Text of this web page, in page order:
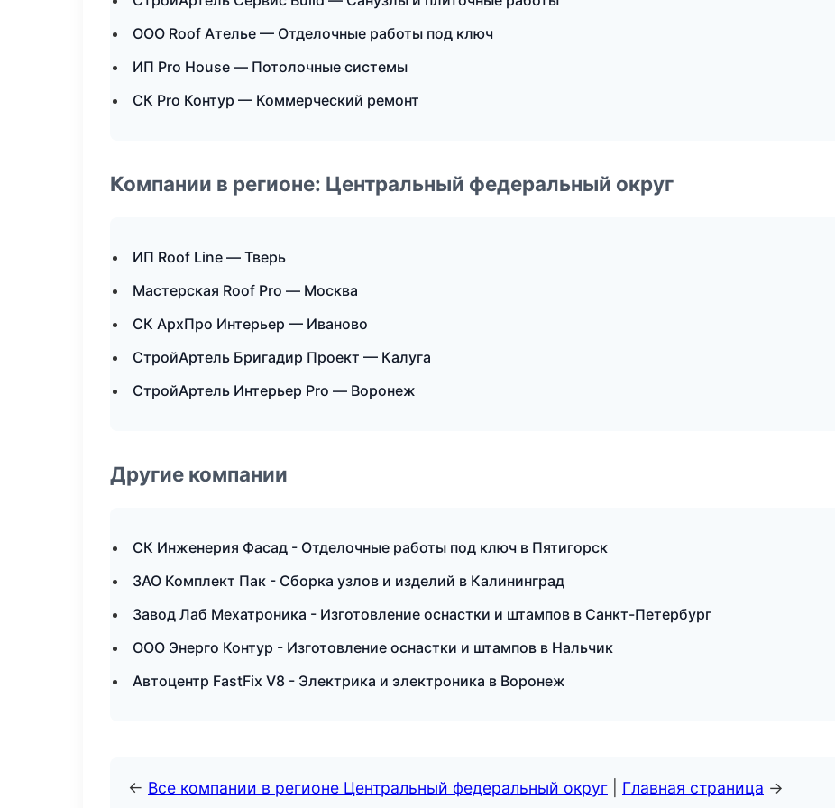
ООО Roof Ателье — Отделочные работы под ключ
ИП Pro House — Потолочные системы
СК Pro Контур — Коммерческий ремонт
Компании в регионе: Центральный федеральный округ
ИП Roof Line — Тверь
Мастерская Roof Pro — Москва
СК АрхПро Интерьер — Иваново
СтройАртель Бригадир Проект — Калуга
СтройАртель Интерьер Pro — Воронеж
Другие компании
СК Инженерия Фасад - Отделочные работы под ключ в Пятигорск
ЗАО Комплект Пак - Сборка узлов и изделий в Калининград
Завод Лаб Мехатроника - Изготовление оснастки и штампов в Санкт-Петербург
ООО Энерго Контур - Изготовление оснастки и штампов в Нальчик
Автоцентр FastFix V8 - Электрика и электроника в Воронеж
← Все компании в регионе Центральный федеральный округ Главная страница →